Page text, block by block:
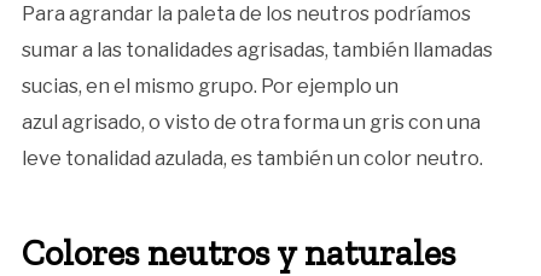
Para agrandar la paleta de los neutros podríamos
sumar a las tonalidades agrisadas, también llamadas
sucias, en el mismo grupo. Por ejemplo un
azul agrisado, o visto de otra forma un gris con una
leve tonalidad azulada, es también un color neutro.
Colores neutros y naturales